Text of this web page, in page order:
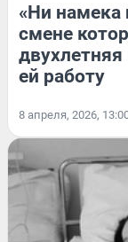
«Ни намека
смене
ей работу
8 апреля, 2026,